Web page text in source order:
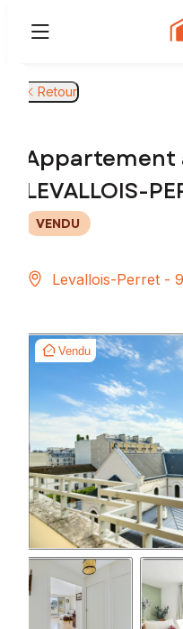
Retour
Appartement
LEVALLOIS-
VENDU
Levallois-Perret -
Vendu